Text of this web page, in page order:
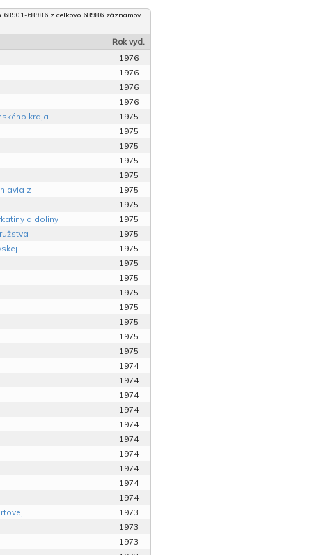
68986 z celkovo 68986 záznamov.
Rok vyd.
1976
1976
1976
1976
kraja
1975
1975
1975
1975
1975
z
1975
1975
a doliny
1975
1975
1975
1975
1975
1975
1975
1975
1975
1975
1974
1974
1974
1974
1974
1974
1974
1974
1974
1974
1973
1973
1973